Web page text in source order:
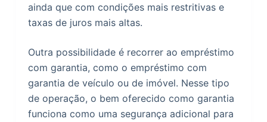
ainda que com condições mais restritivas e
taxas de juros mais altas.
Outra possibilidade é recorrer ao empréstimo
com garantia, como o empréstimo com
garantia de veículo ou de imóvel. Nesse tipo
de operação, o bem oferecido como garantia
funciona como uma segurança adicional para